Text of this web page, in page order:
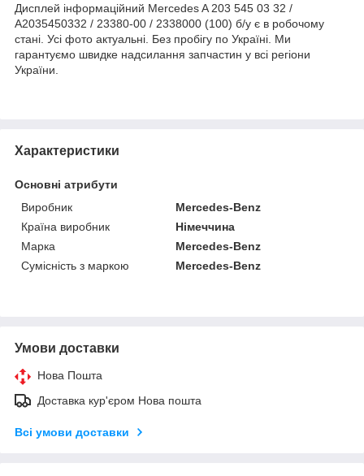
Дисплей інформаційний Mercedes A 203 545 03 32 /
A2035450332 / 23380-00 / 2338000 (100) б/у є в робочому
стані. Усі фото актуальні. Без пробігу по Україні. Ми
гарантуємо швидке надсилання запчастин у всі регіони
України.
Характеристики
Основні атрибути
Виробник
Mercedes-Benz
Країна виробник
Німеччина
Марка
Mercedes-Benz
Сумісність з маркою
Mercedes-Benz
Умови доставки
Нова Пошта
Доставка кур'єром Нова пошта
Всі умови доставки